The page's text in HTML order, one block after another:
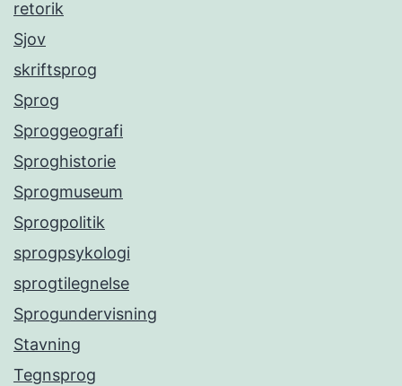
retorik
Sjov
skriftsprog
Sprog
Sproggeografi
Sproghistorie
Sprogmuseum
Sprogpolitik
sprogpsykologi
sprogtilegnelse
Sprogundervisning
Stavning
Tegnsprog